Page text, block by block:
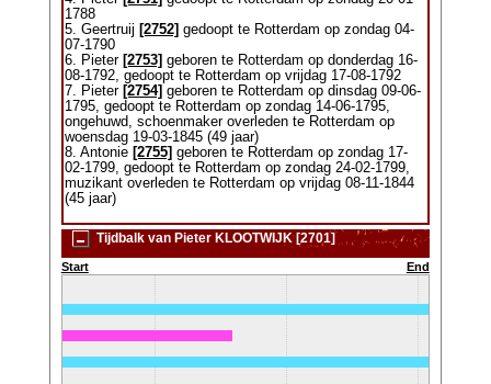
1788
5. Geertruij [2752] gedoopt te Rotterdam op zondag 04-
07-1790
6. Pieter [2753] geboren te Rotterdam op donderdag 16-
08-1792, gedoopt te Rotterdam op vrijdag 17-08-1792
7. Pieter [2754] geboren te Rotterdam op dinsdag 09-06-
1795, gedoopt te Rotterdam op zondag 14-06-1795,
ongehuwd, schoenmaker overleden te Rotterdam op
woensdag 19-03-1845 (49 jaar)
8. Antonie [2755] geboren te Rotterdam op zondag 17-
02-1799, gedoopt te Rotterdam op zondag 24-02-1799,
muzikant overleden te Rotterdam op vrijdag 08-11-1844
(45 jaar)
Tijdbalk van Pieter KLOOTWIJK [2701]
Start End